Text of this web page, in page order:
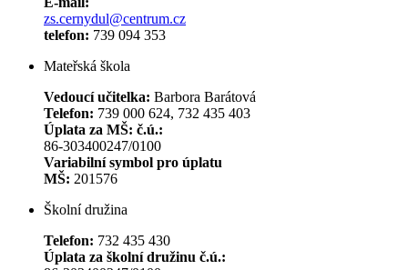
zs.cernydul@centrum.cz
telefon: 739 094 353
Mateřská škola
Vedoucí učitelka: Barbora Barátová
Telefon: 739 000 624, 732 435 403
Úplata za MŠ: č.ú.:
86-303400247/0100
Variabilní symbol pro úplatu
MŠ: 201576
Školní družina
Telefon: 732 435 430
Úplata za školní družinu č.ú.: